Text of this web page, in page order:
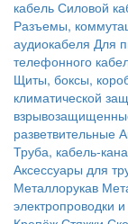
кабель Силовой
Разъемы,
аудиокабеля Для
телефонного
Щиты, боксы,
климатической
разветвительные
Труба, кабель-
Аксессуары для
Металлорукав
электропроводки